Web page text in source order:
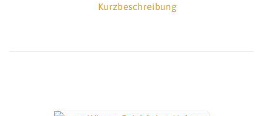
Kurzbeschreibung